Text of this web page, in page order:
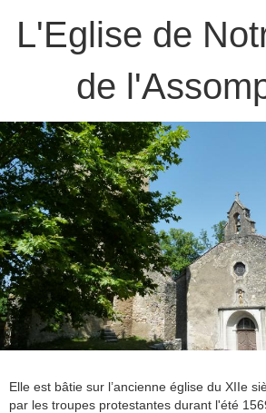
L'Eglise de
de
Elle est bâtie sur l’ancienne église du XIIe
par les troupes protestantes durant l'été